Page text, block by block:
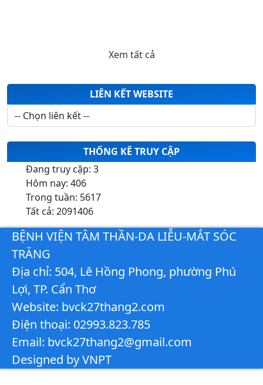
chung áp dụng trong quản lý và giám định,
Xem tất cả
LIÊN KẾT WEBSITE
THỐNG KÊ TRUY CẬP
Đang truy cập: 3
Hôm nay: 406
Trong tuần: 5617
Tất cả: 2091406
BỆNH VIỆN TÂM THẦN-DA LIỄU-MẮT SÓC
TRĂNG
Địa chỉ: 504, Lê Hồng Phong, phường Phú
Lợi, TP. Cẩn Thơ
Website: bvck27thang2.com
Điện thoại: 02993.823.785
Email: bvck27thang2@gmail.com
Designed by VNPT